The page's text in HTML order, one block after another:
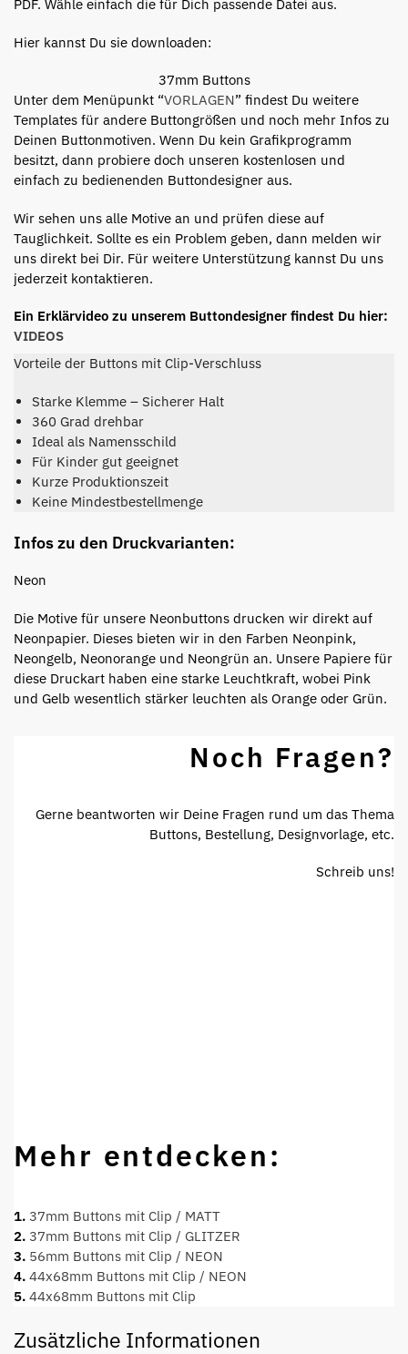
PDF. Wähle einfach die für Dich passende Datei aus.
Hier kannst Du sie downloaden:
37mm Buttons
Unter dem Menüpunkt “VORLAGEN” findest Du weitere
Templates für andere Buttongrößen und noch mehr Infos zu
Deinen Buttonmotiven. Wenn Du kein Grafikprogramm
besitzt, dann probiere doch unseren kostenlosen und
einfach zu bedienenden Buttondesigner aus.
Wir sehen uns alle Motive an und prüfen diese auf
Tauglichkeit. Sollte es ein Problem geben, dann melden wir
uns direkt bei Dir. Für weitere Unterstützung kannst Du uns
jederzeit kontaktieren.
Ein Erklärvideo zu unserem Buttondesigner findest Du hier:
VIDEOS
Vorteile der Buttons mit Clip-Verschluss
Starke Klemme – Sicherer Halt
360 Grad drehbar
Ideal als Namensschild
Für Kinder gut geeignet
Kurze Produktionszeit
Keine Mindestbestellmenge
Infos zu den Druckvarianten:
Neon
Die Motive für unsere Neonbuttons drucken wir direkt auf
Neonpapier. Dieses bieten wir in den Farben Neonpink,
Neongelb, Neonorange und Neongrün an. Unsere Papiere für
diese Druckart haben eine starke Leuchtkraft, wobei Pink
und Gelb wesentlich stärker leuchten als Orange oder Grün.
Noch Fragen?
Gerne beantworten wir Deine Fragen rund um das Thema
Buttons, Bestellung, Designvorlage, etc.
Schreib uns!
Mehr entdecken:
1. 37mm Buttons mit Clip / MATT
2. 37mm Buttons mit Clip / GLITZER
3. 56mm Buttons mit Clip / NEON
4. 44x68mm Buttons mit Clip / NEON
5. 44x68mm Buttons mit Clip
Zusätzliche Informationen